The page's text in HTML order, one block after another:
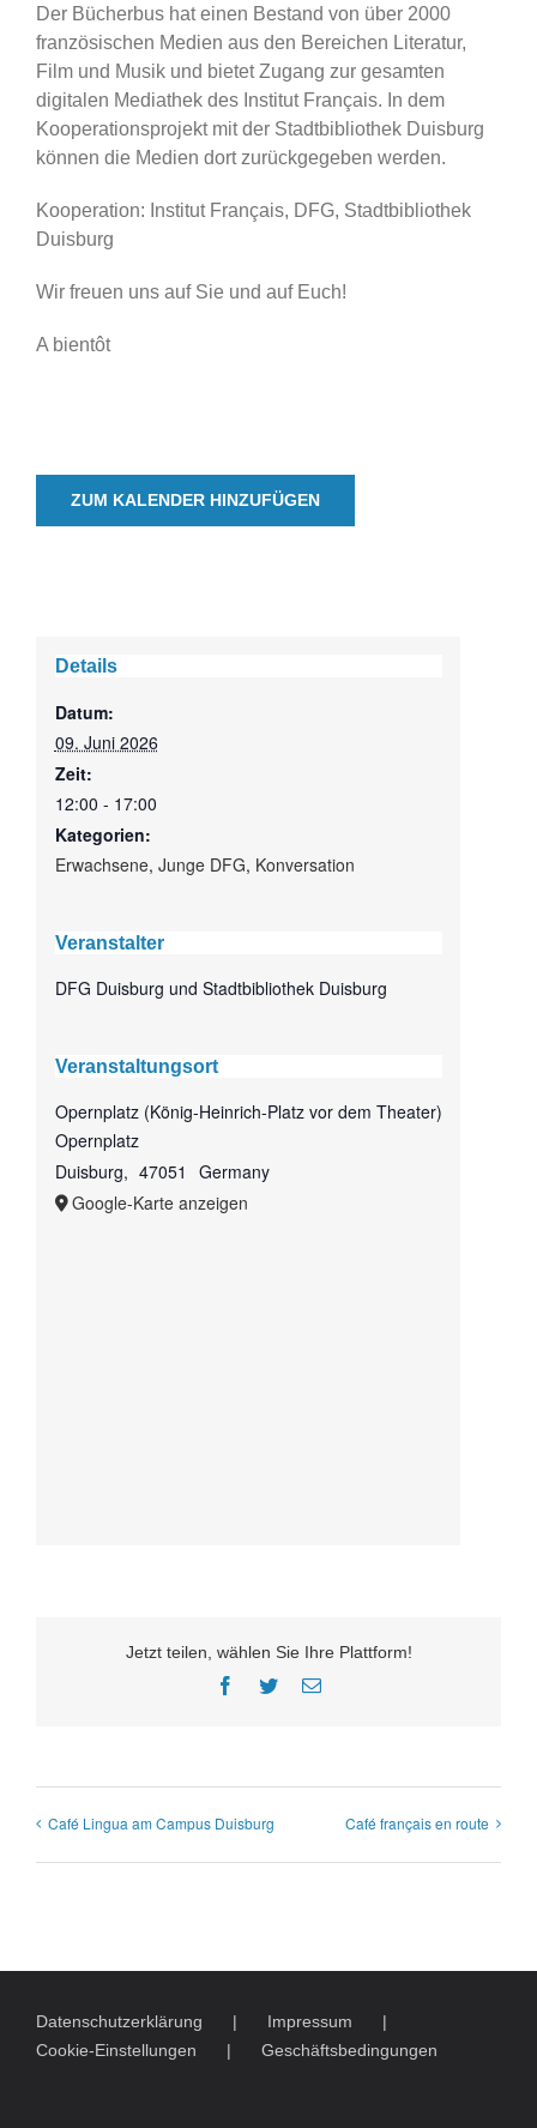
Der Bücherbus hat einen Bestand von über 2000
französischen Medien aus den Bereichen Literatur,
Film und Musik und bietet Zugang zur gesamten
digitalen Mediathek des Institut Français. In dem
Kooperationsprojekt mit der Stadtbibliothek Duisburg
können die Medien dort zurückgegeben werden.
Kooperation: Institut Français, DFG, Stadtbibliothek
Duisburg
Wir freuen uns auf Sie und auf Euch!
A bientôt
ZUM KALENDER HINZUFÜGEN
Details
Datum:
09. Juni 2026
Zeit:
12:00 - 17:00
Kategorien:
Erwachsene, Junge DFG, Konversation
Veranstalter
DFG Duisburg und Stadtbibliothek Duisburg
Veranstaltungsort
Opernplatz (König-Heinrich-Platz vor dem Theater)
Opernplatz
Duisburg, 47051
Germany
Google-Karte anzeigen
Jetzt teilen, wählen Sie Ihre Plattform!
Facebook
TwitterE-
Café Lingua am Campus Duisburg Café français en route
Datenschutzerklärung
Impressum
Cookie-Einstellungen
Geschäftsbedingungen